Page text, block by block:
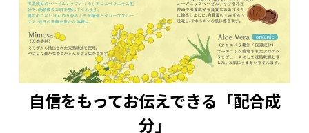
自信をもってお伝えできる「配合成
分」